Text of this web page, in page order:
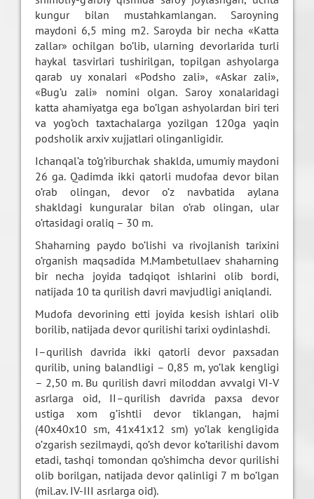
kungur bilan mustahkamlangan. Saroyning
maydoni 6,5 ming m2. Saroyda bir necha «Katta
zallar» ochilgan bo’lib, ularning devorlarida turli
haykal tasvirlari tushirilgan, topilgan ashyolarga
qarab uy xonalari «Podsho zali», «Askar zali»,
«Bug’u zali» nomini olgan. Saroy xonalaridagi
katta ahamiyatga ega bo’lgan ashyolardan biri teri
va yog’och taxtachalarga yozilgan 120ga yaqin
podsholik arxiv xujjatlari olinganligidir.
Ichanqal’a to’g’riburchak shaklda, umumiy maydoni
26 ga. Qadimda ikki qatorli mudofaa devor bilan
o’rab olingan, devor o’z navbatida aylana
shakldagi kunguralar bilan o’rab olingan, ular
o’rtasidagi oraliq – 30 m.
Shaharning paydo bo’lishi va rivojlanish tarixini
o’rganish maqsadida M.Mambetullaev shaharning
bir necha joyida tadqiqot ishlarini olib bordi,
natijada 10 ta qurilish davri mavjudligi aniqlandi.
Mudofa devorining etti joyida kesish ishlari olib
borilib, natijada devor qurilishi tarixi oydinlashdi.
I–qurilish davrida ikki qatorli devor paxsadan
qurilib, uning balandligi – 0,85 m, yo’lak kengligi
– 2,50 m. Bu qurilish davri miloddan avvalgi VI-V
asrlarga oid, II–qurilish davrida paxsa devor
ustiga xom g’ishtli devor tiklangan, hajmi
(40x40x10 sm, 41x41x12 sm) yo’lak kengligida
o’zgarish sezilmaydi, qo’sh devor ko’tarilishi davom
etadi, tashqi tomondan qo’shimcha devor qurilishi
olib borilgan, natijada devor qalinligi 7 m bo’lgan
(mil.av. IV-III asrlarga oid).